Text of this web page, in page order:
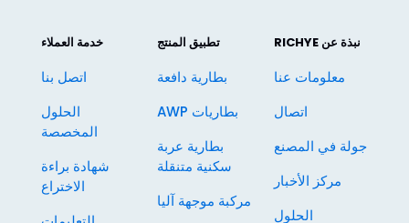
نبذة عن RICHYE
معلومات عنا
اتصال
جولة في المصنع
مركز الأخبار
الحلول
تطبيق المنتج
بطارية دافعة
بطاريات AWP
بطارية عربة
سكنية متنقلة
مركبة موجهة آليا
خدمة العملاء
اتصل بنا
الحلول
المخصصة
شهادة براءة
الاختراع